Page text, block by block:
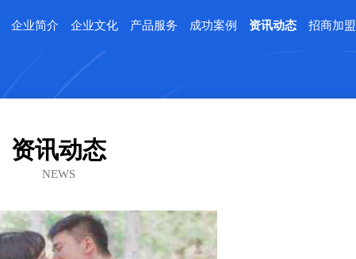
企业简介 企业文化 产品服务 成功案例 资讯动态 招商加盟
资讯动态
NEWS